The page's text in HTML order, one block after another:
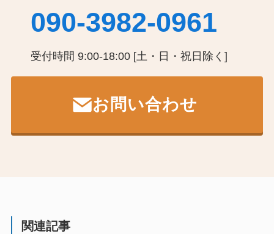
090-3982-0961
受付時間 9:00-18:00 [土・日・祝日除く]
お問い合わせ
関連記事